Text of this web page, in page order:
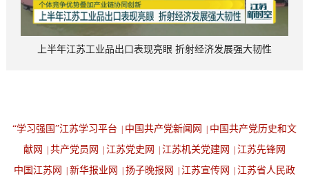
上半年江苏工业品出口表现亮眼 折射经济发展强大韧性
“学习强国”江苏学习平台 中国共产党新闻网
中国共产党历史和文
献网
共产党员网 江苏党史网 江苏机关党建网
江苏先锋网
中国江苏网
新华报业网 扬子晚报网 江苏宣传网 江苏省人民政